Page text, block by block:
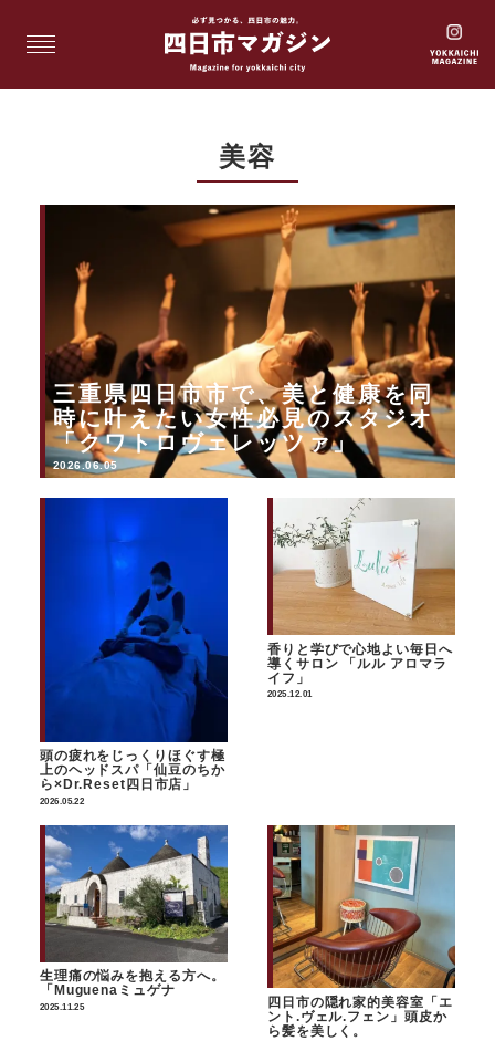
美容
三重県四日市市で、美と健康を同
時に叶えたい女性必見のスタジオ
「クワトロヴェレッツァ」
2026.06.05
頭の疲れをじっくりほぐす極
上のヘッドスパ「仙豆のちか
ら×Dr.Reset四日市店」
2026.05.22
香りと学びで心地よい毎日へ
導くサロン 「ルル アロマラ
イフ」
2025.12.01
生理痛の悩みを抱える方へ。
「Muguenaミュゲナ
2025.11.25
四日市の隠れ家的美容室「エ
ント.ヴェル.フェン」頭皮か
ら髪を美しく。